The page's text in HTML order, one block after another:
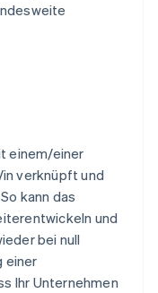
einem/einer
verknüpft und
kann das
und
bei null
einer
Ihr Unternehmen